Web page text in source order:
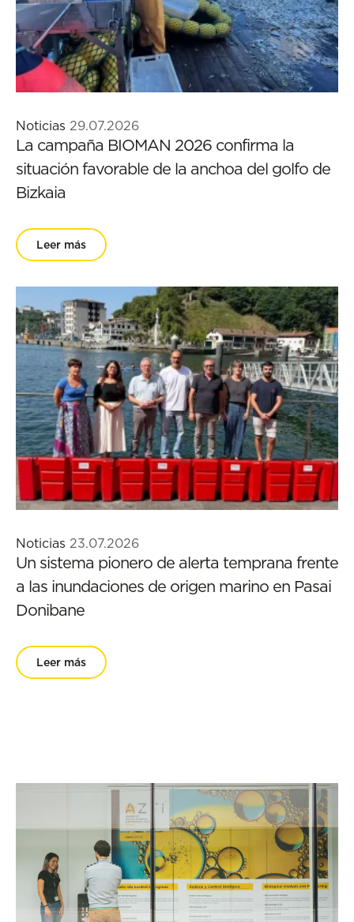
Noticias 29.07.2026
La campaña BIOMAN 2026 confirma la
situación favorable de la anchoa del golfo de
Bizkaia
Leer más
Noticias 23.07.2026
Un sistema pionero de alerta temprana frente
a las inundaciones de origen marino en Pasai
Donibane
Leer más